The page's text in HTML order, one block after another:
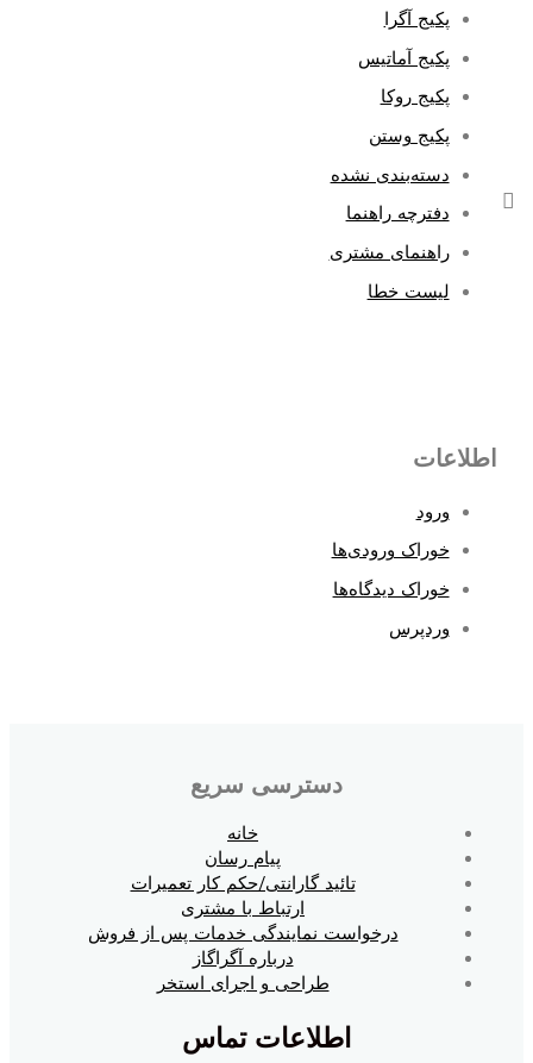
پکیج آگرا
پکیج آماتیس
پکیج روکا
پکیج وستن
دسته‌بندی نشده
دفترچه راهنما
راهنمای مشتری
لیست خطا
اطلاعات
ورود
خوراک ورودی‌ها
خوراک دیدگاه‌ها
وردپرس
دسترسی سریع
خانه
پیام رسان
تائید گارانتی/حکم کار تعمیرات
ارتباط با مشتری
درخواست نمایندگی خدمات پس از فروش
درباره آگراگاز
طراحی و اجرای استخر
اطلاعات تماس